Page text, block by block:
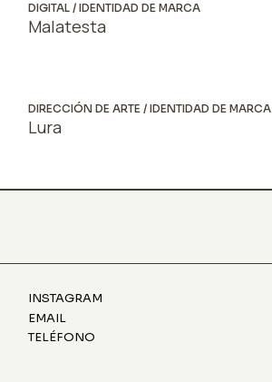
DIGITAL IDENTIDAD DE MARCA
Malatesta
DIRECCIÓN DE ARTE IDENTIDAD DE MARCA
Lura
INSTAGRAM
EMAIL
TELÉFONO